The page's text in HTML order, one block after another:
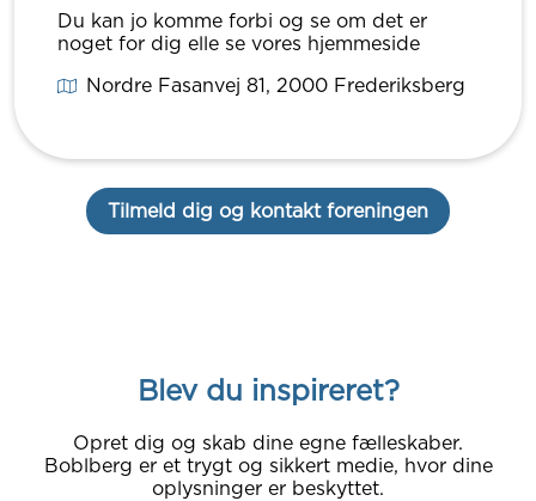
Du kan jo komme forbi og se om det er
noget for dig elle se vores hjemmeside
Nordre Fasanvej 81, 2000Frederiksberg
Tilmeld dig og kontakt foreningen
Blev du inspireret?
Opret dig og skab dine egne fælleskaber.
Boblberg er et trygt og sikkert medie, hvor dine
oplysninger er beskyttet.